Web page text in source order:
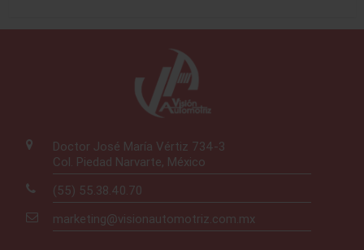
Doctor José María Vértiz 734-3
Col. Piedad Narvarte, México
(55) 55.38.40.70
marketing@visionautomotriz.com.mx